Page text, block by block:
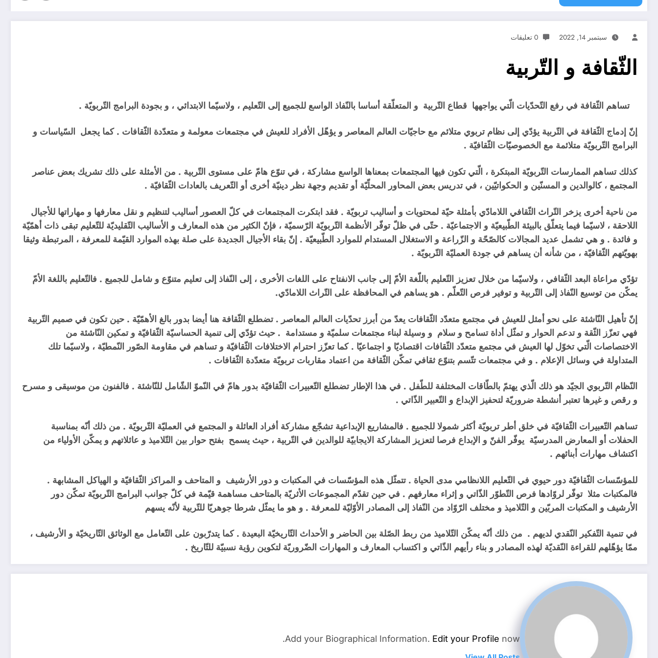
سبتمبر 14, 2022 0 تعليقات
الثّقافة و التّربية
تساهم الثّقافة في رفع التّحدّيات الّتي يواجهها قطاع التّربية و المتعلّقة أساسا بالنّفاذ الواسع للجميع إلى التّعليم ، ولاسيّما الابتدائي ، و بجودة البرامج التّربويّة .
إنّ إدماج الثّقافة في التّربية يؤدّي إلى نظام تربوي متلائم مع حاجيّات العالم المعاصر و يؤهّل الأفراد للعيش في مجتمعات معولمة و متعدّدة الثّقافات . كما يجعل السّياسات و
البرامج التّربويّة متلائمة مع الخصوصيّات الثّقافيّة .
كذلك تساهم الممارسات التّربويّة المبتكرة ، الّتي تكون فيها المجتمعات بمعناها الواسع مشاركة ، في تنوّع هامّ على مستوى التّربية . من الأمثلة على ذلك تشريك بعض عناصر
المجتمع ، كالوالدين و المسنّين و الحكواتيّين ، في تدريس بعض المحاور المحلّيّة أو تقديم وجهة نظر دينيّة أخرى أو التّعريف بالعادات الثّقافيّة .
من ناحية أخرى يزخر التّراث الثّقافي اللامادّي بأمثلة حيّة لمحتويات و أساليب تربويّة . فقد ابتكرت المجتمعات في كلّ العصور أساليب لتنظيم و نقل معارفها و مهاراتها للأجيال
اللاحقة ، لاسيّما فيما يتعلّق بالبيئة الطّبيعيّة و الاجتماعيّة . حتّى في ظلّ توفّر الأنظمة التّربويّة الرّسميّة ، فإنّ الكثير من هذه المعارف و الأساليب التّقليديّة للتّعليم تبقى ذات أهمّيّة
و فائدة . و هي تشمل عديد المجالات كالصّحّة و الزّراعة و الاستغلال المستدام للموارد الطّبيعيّة . إنّ بقاء الأجيال الجديدة على صلة بهذه الموارد القيّمة للمعرفة ، المرتبطة وثيقا
بهويّتهم الثّقافيّة ، من شأنه أن يساهم في جودة العمليّة التّربويّة .
تؤدّي مراعاة البعد الثّقافي ، ولاسيّما من خلال تعزيز التّعليم باللّغة الأمّ إلى جانب الانفتاح على اللغات الأخرى ، إلى النّفاذ إلى تعليم متنوّع و شامل للجميع . فالتّعليم باللغة الأمّ
يمكّن من توسيع النّفاذ إلى التّربية و توفير فرص التّعلّم . هو يساهم في المحافظة على التّراث اللامادّي.
إنّ تأهيل النّاشئة على نحو أمثل للعيش في مجتمع متعدّد الثّقافات يعدّ من أبرز تحدّيات العالم المعاصر . تضطلع الثّقافة هنا أيضا بدور بالغ الأهمّيّة . حين تكون في صميم التّربية
فهي تعزّز الثّقة و تدعم الحوار و تمثّل أداة تسامح و سلام و وسيلة لبناء مجتمعات سلميّة و مستدامة . حيث تؤدّي إلى تنمية الحساسيّة الثّقافيّة و تمكين النّاشئة من
الاختصاصات الّتي تخوّل لها العيش في مجتمع متعدّد الثّقافات اقتصاديّا و اجتماعيّا . كما تعزّز احترام الاختلافات الثّقافيّة و تساهم في مقاومة الصّور النّمطيّة ، ولاسيّما تلك
المتداولة في وسائل الإعلام . و في مجتمعات تتّسم بتنوّع ثقافي تمكّن الثّقافة من اعتماد مقاربات تربويّة متعدّدة الثّقافات .
النّظام التّربوي الجيّد هو ذلك الّذي يهتمّ بالطّاقات المختلفة للطّفل . في هذا الإطار تضطلع التّعبيرات الثّقافيّة بدور هامّ في النّموّ الشّامل للنّاشئة . فالفنون من موسيقى و مسرح
و رقص و غيرها تعتبر أنشطة ضروريّة لتحفيز الإبداع و التّعبير الذّاتي .
تساهم التّعبيرات الثّقافيّة في خلق أطر تربويّة أكثر شمولا للجميع . فالمشاريع الإبداعية تشجّع مشاركة أفراد العائلة و المجتمع في العمليّة التّربويّة . من ذلك أنّه بمناسبة
الحفلات أو المعارض المدرسيّة يوفّر الفنّ و الإبداع فرصا لتعزيز المشاركة الايجابيّة للوالدين في التّربية ، حيث يسمح بفتح حوار بين التّلاميذ و عائلاتهم و يمكّن الأولياء من
اكتشاف مهارات أبنائهم .
للمؤسّسات الثّقافيّة دور حيوي في التّعليم اللانظامي مدى الحياة . تتمثّل هذه المؤسّسات في المكتبات و دور الأرشيف و المتاحف و المراكز الثّقافيّة و الهياكل المشابهة .
فالمكتبات مثلا توفّر لروّادها فرص التّطوّر الذّاتي و إثراء معارفهم . في حين تقدّم المجموعات الأثريّة بالمتاحف مساهمة قيّمة في كلّ جوانب البرامج التّربويّة تمكّن دور
الأرشيف و المكتبات المربّين و التّلاميذ و مختلف الرّوّاد من النّفاذ إلى المصادر الأوّليّة للمعرفة . و هو ما يمثّل شرطا جوهريّا للتّربية لأنّه يسهم
في تنمية التّفكير النّقدي لديهم . من ذلك أنّه يمكّن التّلاميذ من ربط الصّلة بين الحاضر و الأحداث التّاريخيّة البعيدة . كما يتدرّبون على التّعامل مع الوثائق التّاريخيّة و الأرشيف ،
ممّا يؤهّلهم للقراءة النّقديّة لهذه المصادر و بناء رأيهم الذّاتي و اكتساب المعارف و المهارات الضّروريّة لتكوين رؤية نسبيّة للتّاريخ .
Add your Biographical Information. Edit your Profile now.